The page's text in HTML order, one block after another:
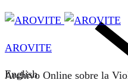
English
AROVITE
Archivo Online sobre la